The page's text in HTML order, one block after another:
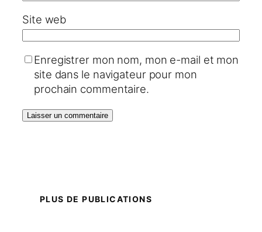
Site web
Enregistrer mon nom, mon e-mail et mon
site dans le navigateur pour mon
prochain commentaire.
PLUS DE PUBLICATIONS